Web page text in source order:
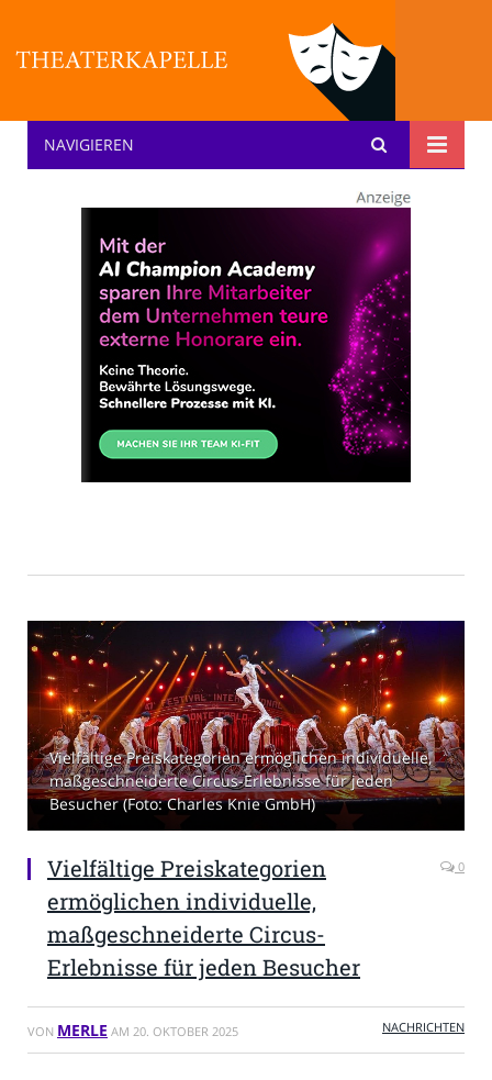
Theater: [KA] :pelle
NAVIGIEREN
Vielfältige Preiskategorien ermöglichen individuelle,
maßgeschneiderte Circus-Erlebnisse für jeden
Besucher (Foto: Charles Knie GmbH)
Vielfältige Preiskategorien
ermöglichen individuelle,
maßgeschneiderte Circus-
Erlebnisse für jeden Besucher
0
VON MERLE AM 20. OKTOBER 2025 NACHRICHTEN